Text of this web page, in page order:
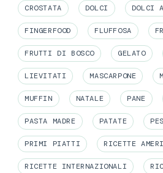
CROSTATA DOLCI DOLCI
FINGERFOOD FLUFFOSA
FRUTTI DI BOSCO GELATO
LIEVITATI MASCARPONE
MUFFIN NATALE PANE
PASTA MADRE PATATE
PRIMI PIATTI RICETTE
RICETTE INTERNAZIONALI